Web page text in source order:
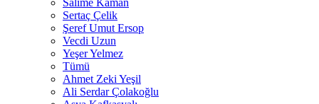
Salime Kaman
Sertaç Çelik
Şeref Umut Ersop
Vecdi Uzun
Yeşer Yelmez
Tümü
Ahmet Zeki Yeşil
Ali Serdar Çolakoğlu